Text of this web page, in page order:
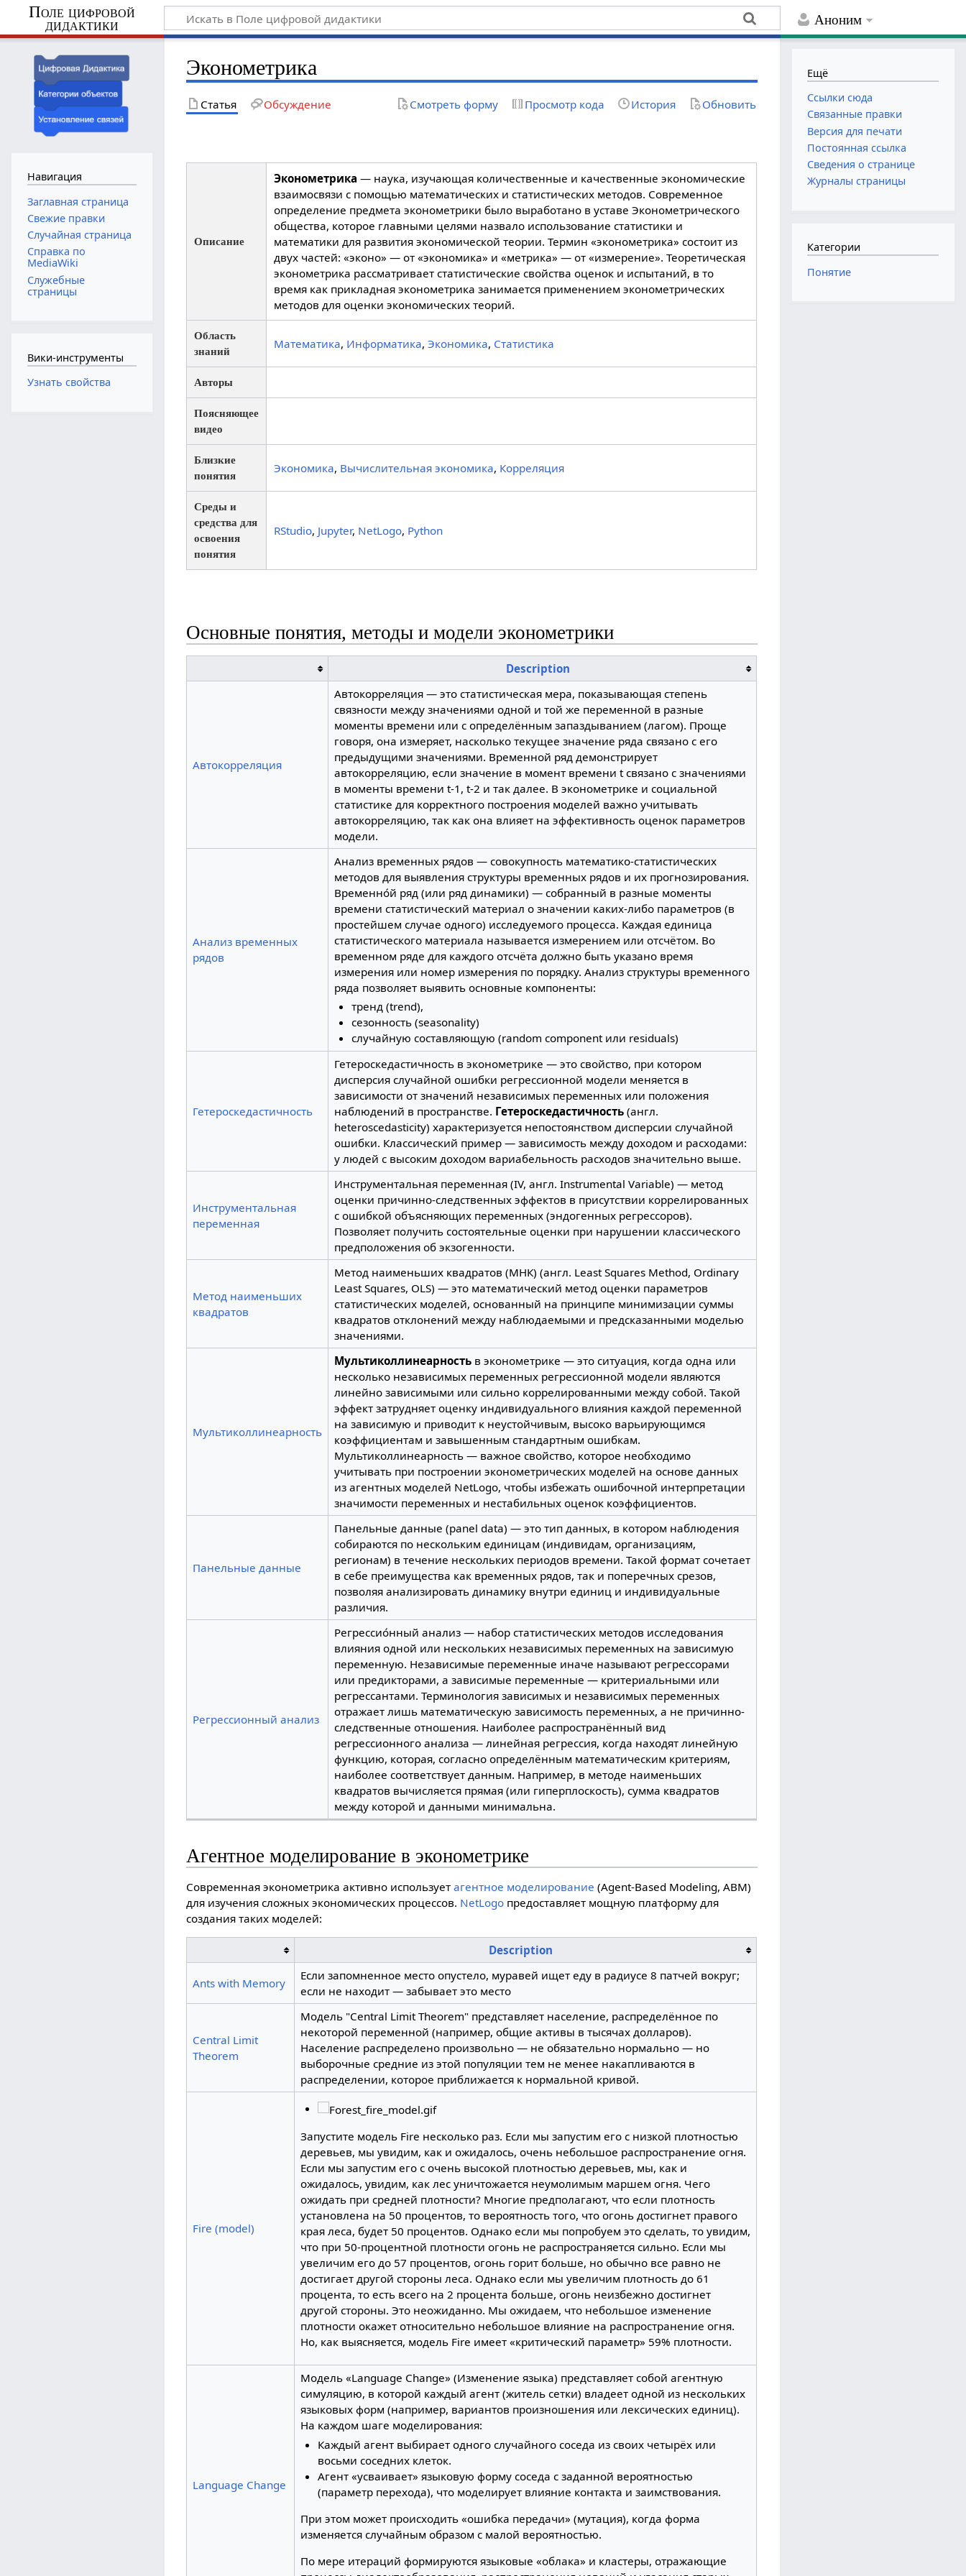
Аноним
Поле цифровой
дидактики
Эконометрика
Статья Обсуждение Смотреть форму Просмотр кода История Обновить
Описание
Эконометрика — наука, изучающая количественные и качественные экономические
взаимосвязи с помощью математических и статистических методов. Современное
определение предмета эконометрики было выработано в уставе Эконометрического
общества, которое главными целями назвало использование статистики и
математики для развития экономической теории. Термин «эконометрика» состоит из
двух частей: «эконо» — от «экономика» и «метрика» — от «измерение». Теоретическая
эконометрика рассматривает статистические свойства оценок и испытаний, в то
время как прикладная эконометрика занимается применением эконометрических
методов для оценки экономических теорий.
Область
знаний
Математика, Информатика,Экономика, Статистика
Авторы
Поясняющее
видео
Близкие
понятия
Экономика, Вычислительная экономика, Корреляция
Среды и
средства для
освоения
понятия
RStudio, Jupyter, NetLogo, Python
Основные понятия, методы и модели эконометрики
Description
Автокорреляция
Автокорреляция — это статистическая мера, показывающая степень
связности между значениями одной и той же переменной в разные
моменты времени или с определённым запаздыванием (лагом). Проще
говоря, она измеряет, насколько текущее значение ряда связано с его
предыдущими значениями. Временной ряд демонстрирует
автокорреляцию, если значение в момент времени t связано с значениями
в моменты времени t-1, t-2 и так далее. В эконометрике и социальной
статистике для корректного построения моделей важно учитывать
автокорреляцию, так как она влияет на эффективность оценок параметров
модели.
Анализ временных
рядов
Анализ временных рядов — совокупность математико-статистических
методов для выявления структуры временных рядов и их прогнозирования.
Временно́й ряд (или ряд динамики) — собранный в разные моменты
времени статистический материал о значении каких-либо параметров (в
простейшем случае одного) исследуемого процесса. Каждая единица
статистического материала называется измерением или отсчётом. Во
временном ряде для каждого отсчёта должно быть указано время
измерения или номер измерения по порядку. Анализ структуры временного
ряда позволяет выявить основные компоненты:
тренд (trend),
сезонность (seasonality)
случайную составляющую (random component или residuals)
Гетероскедастичность
Гетероскедастичность в эконометрике — это свойство, при котором
дисперсия случайной ошибки регрессионной модели меняется в
зависимости от значений независимых переменных или положения
наблюдений в пространстве. Гетероскедастичность(англ.
heteroscedasticity) характеризуется непостоянством дисперсии случайной
ошибки. Классический пример — зависимость между доходом и расходами:
у людей с высоким доходом вариабельность расходов значительно выше.
Инструментальная
переменная
Инструментальная переменная (IV, англ. Instrumental Variable) — метод
оценки причинно-следственных эффектов в присутствии коррелированных
с ошибкой объясняющих переменных (эндогенных регрессоров).
Позволяет получить состоятельные оценки при нарушении классического
предположения об экзогенности.
Метод наименьших
квадратов
Метод наименьших квадратов (МНК) (англ. Least Squares Method, Ordinary
Least Squares, OLS) — это математический метод оценки параметров
статистических моделей, основанный на принципе минимизации суммы
квадратов отклонений между наблюдаемыми и предсказанными моделью
значениями.
Мультиколлинеарность
Мультиколлинеарностьв эконометрике — это ситуация, когда одна или
несколько независимых переменных регрессионной модели являются
линейно зависимыми или сильно коррелированными между собой. Такой
эффект затрудняет оценку индивидуального влияния каждой переменной
на зависимую и приводит к неустойчивым, высоко варьирующимся
коэффициентам и завышенным стандартным ошибкам.
Мультиколлинеарность — важное свойство, которое необходимо
учитывать при построении эконометрических моделей на основе данных
из агентных моделей NetLogo, чтобы избежать ошибочной интерпретации
значимости переменных и нестабильных оценок коэффициентов.
Панельные данные
Панельные данные (panel data) — это тип данных, в котором наблюдения
собираются по нескольким единицам (индивидам, организациям,
регионам) в течение нескольких периодов времени. Такой формат сочетает
в себе преимущества как временных рядов, так и поперечных срезов,
позволяя анализировать динамику внутри единиц и индивидуальные
различия.
Регрессионный анализ
Регрессио́нный анализ — набор статистических методов исследования
влияния одной или нескольких независимых переменных на зависимую
переменную. Независимые переменные иначе называют регрессорами
или предикторами, а зависимые переменные — критериальными или
регрессантами. Терминология зависимых и независимых переменных
отражает лишь математическую зависимость переменных, а не причинно-
следственные отношения. Наиболее распространённый вид
регрессионного анализа — линейная регрессия, когда находят линейную
функцию, которая, согласно определённым математическим критериям,
наиболее соответствует данным. Например, в методе наименьших
квадратов вычисляется прямая (или гиперплоскость), сумма квадратов
между которой и данными минимальна.
Агентное моделирование в эконометрике
Современная эконометрика активно используетагентное моделирование (Agent-Based Modeling, ABM)
для изучения сложных экономических процессов. NetLogo предоставляет мощную платформу для
создания таких моделей:
Description
Ants with Memory
Если запомненное место опустело, муравей ищет еду в радиусе 8 патчей вокруг;
если не находит — забывает это место
Central Limit
Theorem
Модель "Central Limit Theorem" представляет население, распределённое по
некоторой переменной (например, общие активы в тысячах долларов).
Население распределено произвольно — не обязательно нормально — но
выборочные средние из этой популяции тем не менее накапливаются в
распределении, которое приближается к нормальной кривой.
Fire (model)
Запустите модель Fire несколько раз. Если мы запустим его с низкой плотностью
деревьев, мы увидим, как и ожидалось, очень небольшое распространение огня.
Если мы запустим его с очень высокой плотностью деревьев, мы, как и
ожидалось, увидим, как лес уничтожается неумолимым маршем огня. Чего
ожидать при средней плотности? Многие предполагают, что если плотность
установлена на 50 процентов, то вероятность того, что огонь достигнет правого
края леса, будет 50 процентов. Однако если мы попробуем это сделать, то увидим,
что при 50-процентной плотности огонь не распространяется сильно. Если мы
увеличим его до 57 процентов, огонь горит больше, но обычно все равно не
достигает другой стороны леса. Однако если мы увеличим плотность до 61
процента, то есть всего на 2 процента больше, огонь неизбежно достигнет
другой стороны. Это неожиданно. Мы ожидаем, что небольшое изменение
плотности окажет относительно небольшое влияние на распространение огня.
Но, как выясняется, модель Fire имеет «критический параметр» 59% плотности.
Language Change
Модель «Language Change» (Изменение языка) представляет собой агентную
симуляцию, в которой каждый агент (житель сетки) владеет одной из нескольких
языковых форм (например, вариантов произношения или лексических единиц).
На каждом шаге моделирования:
Каждый агент выбирает одного случайного соседа из своих четырёх или
восьми соседних клеток.
Агент «усваивает» языковую форму соседа с заданной вероятностью
(параметр перехода), что моделирует влияние контакта и заимствования.
При этом может происходить «ошибка передачи» (мутация), когда форма
изменяется случайным образом с малой вероятностью.
По мере итераций формируются языковые «облака» и кластеры, отражающие
Навигация
Заглавная страница
Свежие правки
Случайная страница
Справка по
MediaWiki
Служебные
страницы
Вики-инструменты
Узнать свойства
Ещё
Ссылки сюда
Связанные правки
Версия для печати
Постоянная ссылка
Сведения о странице
Журналы страницы
Категории
Понятие